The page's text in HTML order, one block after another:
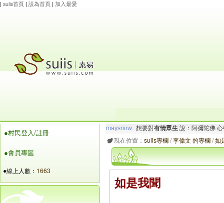
| suiis首頁 | 設為首頁 | 加入最愛
●村民登入/註冊
●會員專區
●線上人數： 1663
maysnow... 想要對有情眾生 說：阿彌陀佛.
玲瓏虹
想要對 有情眾生說：阿彌陀佛.一切
現在位置： suiis專欄/李偉文 的專欄/如
如是我聞